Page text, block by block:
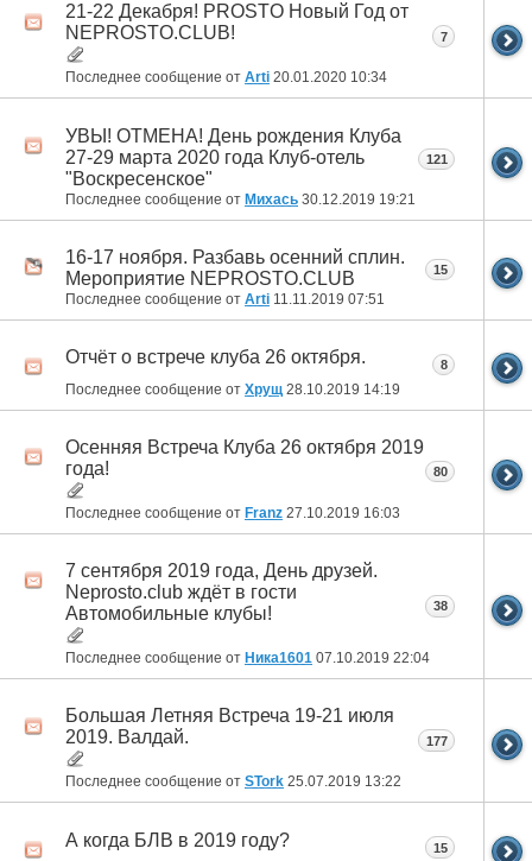
21-22 Декабря! PROSTO Новый Год от
NEPROSTO.CLUB!
Последнее сообщение от Arti 20.01.2020 10:34
7
УВЫ! ОТМЕНА! День рождения Клуба
27-29 марта 2020 года Клуб-отель
"Воскресенское"
Последнее сообщение от Михась 30.12.2019 19:21
121
16-17 ноября. Разбавь осенний сплин.
Мероприятие NEPROSTO.CLUB
Последнее сообщение от Arti 11.11.2019 07:51
15
Отчёт о встрече клуба 26 октября.
Последнее сообщение от Хрущ 28.10.2019 14:19
8
Осенняя Встреча Клуба 26 октября 2019
года!
Последнее сообщение от Franz 27.10.2019 16:03
80
7 сентября 2019 года, День друзей.
Neprosto.club ждёт в гости
Автомобильные клубы!
Последнее сообщение от Ника1601 07.10.2019 22:04
38
Большая Летняя Встреча 19-21 июля
2019. Валдай.
Последнее сообщение от STork 25.07.2019 13:22
177
А когда БЛВ в 2019 году? 15